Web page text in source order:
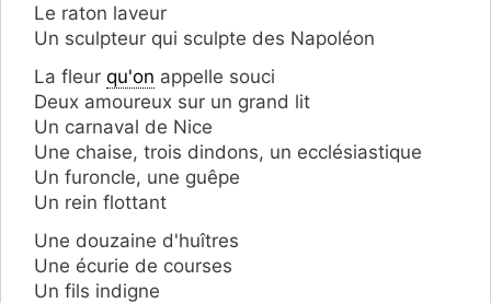
Le raton laveur
Un sculpteur qui sculpte des Napoléon
La fleur qu'on appelle souci
Deux amoureux sur un grand lit
Un carnaval de Nice
Une chaise, trois dindons, un ecclésiastique
Un furoncle, une guêpe
Un rein flottant
Une douzaine d'huîtres
Une écurie de courses
Un fils indigne